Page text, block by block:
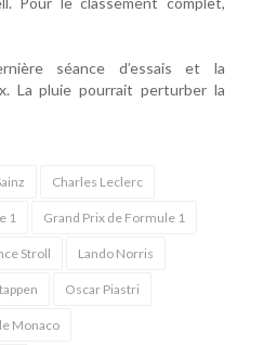
séance d’essais et la
La pluie pourrait perturber la
Charles Leclerc
1 Grand Prix de Formule 1
Stroll Lando Norris
Oscar Piastri
Monaco